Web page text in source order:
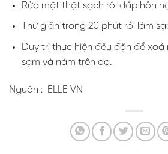
Rửa mặt thật sạch rồi đắp hỗn
Thư giãn trong 20 phút rồi làm
Duy trì thực hiện đều đặn để
sạm và nám trên da.
Nguồn : ELLE VN